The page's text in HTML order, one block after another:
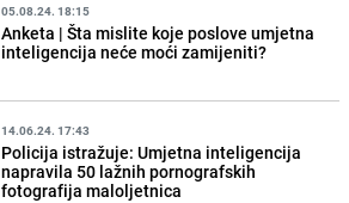
05.08.24. 18:15
Anketa | Šta mislite koje poslove umjetna
inteligencija neće moći zamijeniti?
14.06.24. 17:43
Policija istražuje: Umjetna inteligencija
napravila 50 lažnih pornografskih
fotografija maloljetnica